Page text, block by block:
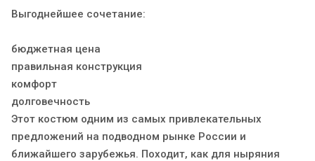
Выгоднейшее сочетание:
бюджетная цена
правильная конструкция
комфорт
долговечность
Этот костюм одним из самых привлекательных
предложений на подводном рынке России и
ближайшего зарубежья. Походит, как для ныряния